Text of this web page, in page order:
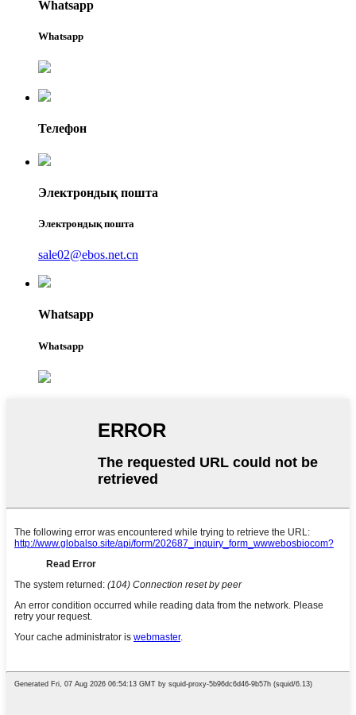
Whatsapp
Whatsapp
Телефон
Электрондық пошта
Электрондық пошта
sale02@ebos.net.cn
Whatsapp
Whatsapp